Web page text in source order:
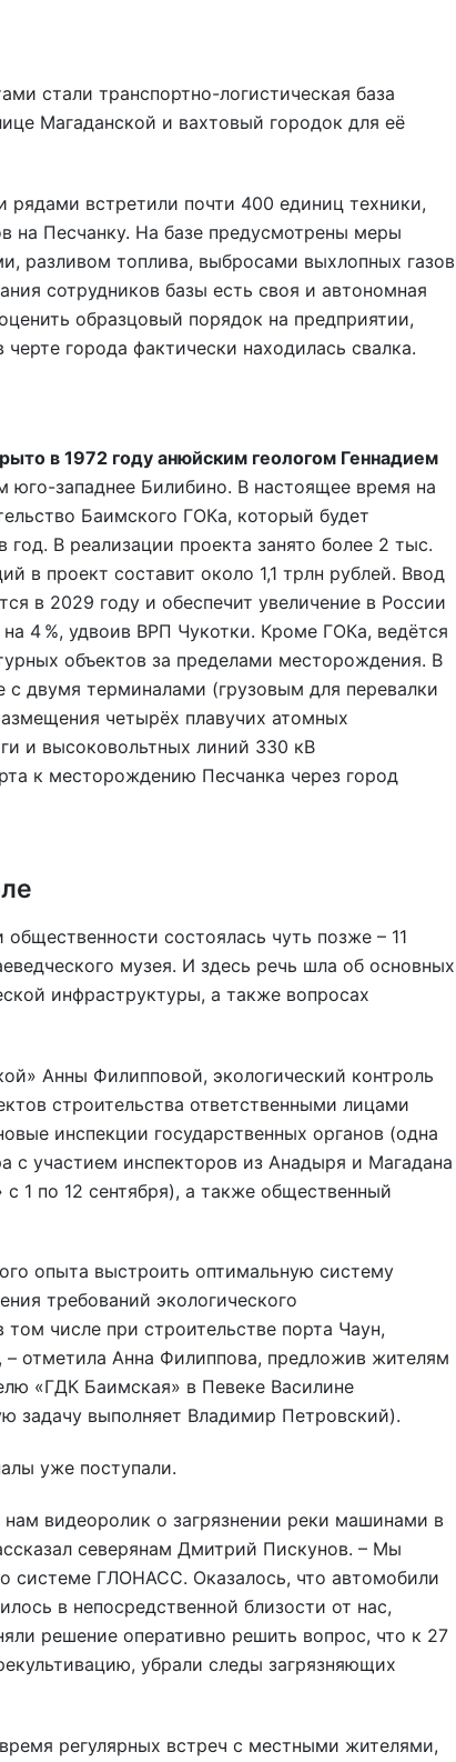
стали транспортно-логистическая база
Магаданской и вахтовый городок для её
встретили почти 400 единиц техники,
на Песчанку. На базе предусмотрены меры
разливом топлива, выбросами выхлопных газов
сотрудников базы есть своя и автономная
образцовый порядок на предприятии,
города фактически находилась свалка.
в 1972 году анюйским геологом Геннадием
юго-западнее Билибино. В настоящее время на
Баимского ГОКа, который будет
В реализации проекта занято более 2 тыс.
в проект составит около 1,1 трлн рублей. Ввод
в 2029 году и обеспечит увеличение в России
4 %, удвоив ВРП Чукотки. Кроме ГОКа, ведётся
объектов за пределами месторождения. В
с двумя терминалами (грузовым для перевалки
четырёх плавучих атомных
и высоковольтных линий 330 кВ
к месторождению Песчанка через город
состоялась чуть позже – 11
музея. И здесь речь шла об основных
инфраструктуры, а также вопросах
Анны Филипповой, экологический контроль
строительства ответственными лицами
инспекции государственных органов (одна
с участием инспекторов из Анадыря и Магадана
1 по 12 сентября), а также общественный
опыта выстроить оптимальную систему
требований экологического
том числе при строительстве порта Чаун,
отметила Анна Филиппова, предложив жителям
«ГДК Баимская» в Певеке Василине
задачу выполняет Владимир Петровский).
уже поступали.
видеоролик о загрязнении реки машинами в
северянам Дмитрий Пискунов. – Мы
системе ГЛОНАСС. Оказалось, что автомобили
в непосредственной близости от нас,
решение оперативно решить вопрос, что к 27
убрали следы загрязняющих
регулярных встреч с местными жителями,